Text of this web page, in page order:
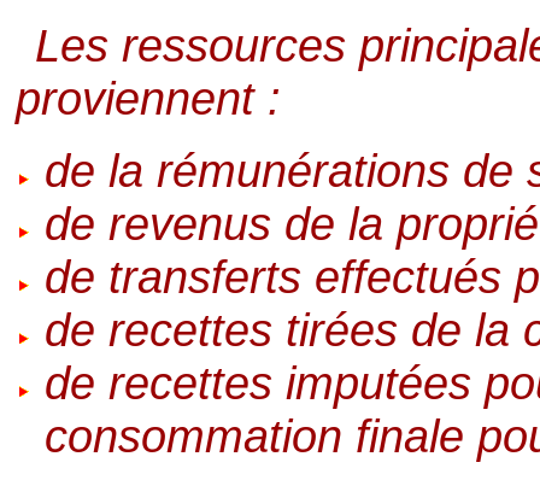
Les ressources
proviennent :
de la rémunérations de
de revenus de la
de transferts effectués
de recettes tirées de la
de recettes imputées
consommation finale